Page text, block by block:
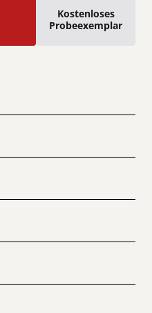
Kostenloses
Probeexemplar